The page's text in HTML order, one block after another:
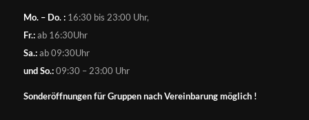
Mo. – Do. :16:30 bis 23:00 Uhr,
Fr.:ab 16:30Uhr
Sa.:ab 09:30Uhr
und So.:09:30 – 23:00 Uhr
Sonderöffnungen für Gruppen nach Vereinbarung möglich !